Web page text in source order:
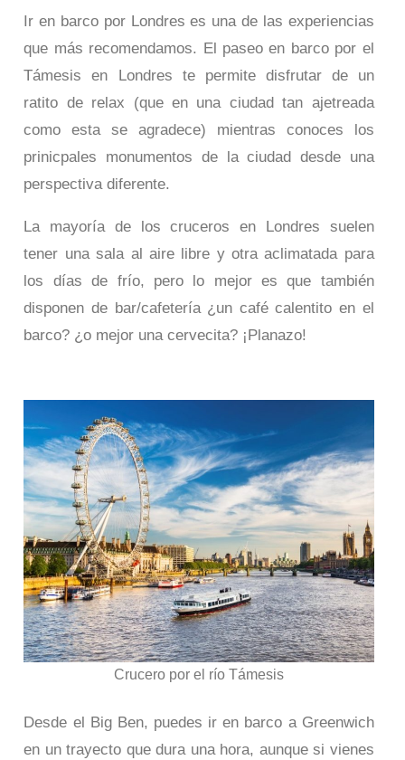
Ir en barco por Londres es una de las experiencias
que más recomendamos. El paseo en barco por el
Támesis en Londres te permite disfrutar de un
ratito de relax (que en una ciudad tan ajetreada
como esta se agradece) mientras conoces los
prinicpales monumentos de la ciudad desde una
perspectiva diferente.
La mayoría de los cruceros en Londres suelen
tener una sala al aire libre y otra aclimatada para
los días de frío, pero lo mejor es que también
disponen de bar/cafetería ¿un café calentito en el
barco? ¿o mejor una cervecita? ¡Planazo!
Crucero por el río Támesis
Desde el Big Ben, puedes ir en barco a Greenwich
en un trayecto que dura una hora, aunque si vienes